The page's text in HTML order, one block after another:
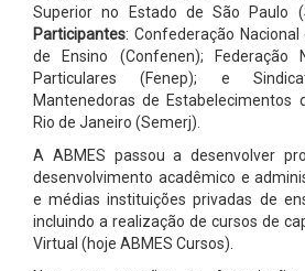
Superior no Estado de São Paulo
Participantes: Confederação
de Ensino (Confenen); Federação
Particulares (Fenep); e
Mantenedoras de Estabelecimentos
Rio de Janeiro (Semerj).
A ABMES passou a desenvolver
desenvolvimento acadêmico e
e médias instituições privadas de
incluindo a realização de cursos de
Virtual (hoje ABMES Cursos).